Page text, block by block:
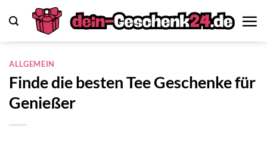
Inhalt
springen
ALLGEMEIN
Finde die besten Tee Geschenke für
Genießer